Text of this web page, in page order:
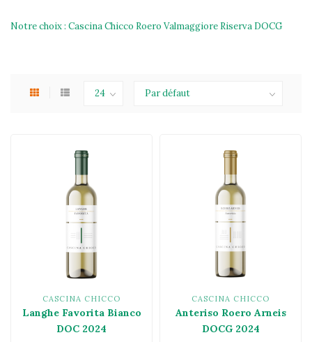
Notre choix : Cascina Chicco Roero Valmaggiore Riserva DOCG
CASCINA CHICCO
Langhe Favorita Bianco
DOC 2024
CASCINA CHICCO
Anteriso Roero Arneis
DOCG 2024